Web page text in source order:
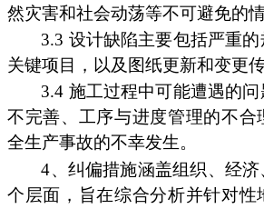
然灾害和社会动荡等不可避免的情
3.3 设计缺陷主要包括严重
关键项目，以及图纸更新和变更
3.4 施工过程中可能遭遇的
不完善、工序与进度管理的不合
全生产事故的不幸发生。
4、纠偏措施涵盖组织、经
个层面，旨在综合分析并针对性